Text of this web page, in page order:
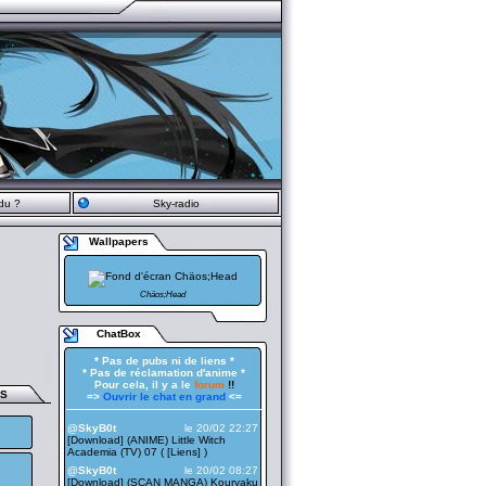
? Sky-radio
Wallpapers
Chäos;Head
ChatBox
* Pas de pubs ni de liens *
* Pas de réclamation d'anime *
Pour cela, il y a le forum!!
=> Ouvrir le chat en grand<=
——————————————————
@SkyB0t
le 20/02 22:27
[Download] (ANIME) Little Witch
Academia (TV) 07 ( [Liens] )
@SkyB0t
le 20/02 08:27
[Download] (SCAN MANGA) Kouryaku